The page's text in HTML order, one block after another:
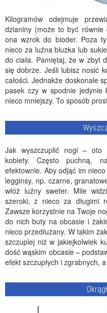
Kilogramów odejmuje
dzianiny (może to być równie
ona wzrok do bioder. Poza
nieco za luźna bluzka lub
do ciała. Pamiętaj, że w zbyt
się dobrze. Jeśli lubisz nosić
całości. Jednakże doskonale
pasek czy w spodnie jedynie
nieco mniejszy. To sposób
Jak wyszczuplić nogi – oto
kobiety. Często puchną,
efektownie. Aby odjąć im
legginsy, np. czarne,
włóż luźny sweter. Mile
szeroki, z nieco za długimi
Zawsze korzystnie na Twoje
do nich buty na obcasie i
nieco przedłużany. W takim
szczuplej niż w jakiejkolwiek
dość wąskim obcasie –
efekt szczupłych i zgrabnych,